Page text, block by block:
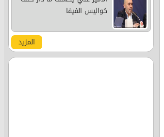
كواليس الفيفا
المزيد